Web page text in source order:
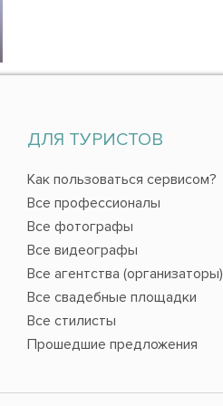
ДЛЯ ТУРИСТОВ
Как пользоваться сервисом?
Все профессионалы
Все фотографы
Все видеографы
Все агентства (организаторы)
Все свадебные площадки
Все стилисты
Прошедшие предложения